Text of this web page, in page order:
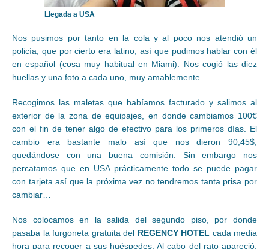
Llegada a USA
Nos pusimos por tanto en la cola y al poco nos atendió un
policía, que por cierto era latino, así que pudimos hablar con él
en español (cosa muy habitual en Miami). Nos cogió las diez
huellas y una foto a cada uno, muy amablemente.
Recogimos las maletas que habíamos facturado y salimos al
exterior de la zona de equipajes, en donde cambiamos 100€
con el fin de tener algo de efectivo para los primeros días. El
cambio era bastante malo así que nos dieron 90,45$,
quedándose con una buena comisión. Sin embargo nos
percatamos que en USA prácticamente todo se puede pagar
con tarjeta así que la próxima vez no tendremos tanta prisa por
cambiar…
Nos colocamos en la salida del segundo piso, por donde
pasaba la furgoneta gratuita del REGENCY HOTEL cada media
hora para recoger a sus huéspedes. Al cabo del rato apareció,